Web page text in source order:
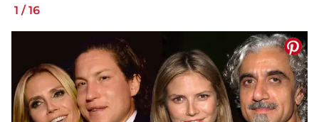
1 /16